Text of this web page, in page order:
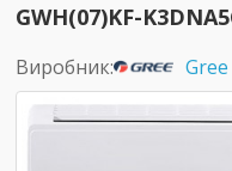
GWH(07)KF-
Виробник: Gree